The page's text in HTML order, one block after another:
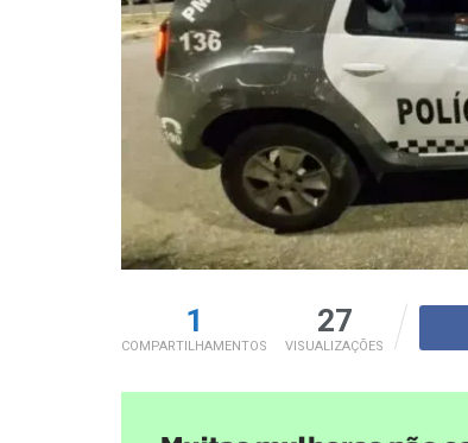
1
COMPARTILHAMENTOS
27
VISUALIZAÇÕES